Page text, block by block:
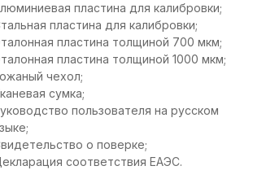
пластина для калибровки;
пластина для калибровки;
пластина толщиной 700 мкм;
пластина толщиной 1000 мкм;
чехол;
сумка;
пользователя на русском
о поверке;
соответствия ЕАЭС.